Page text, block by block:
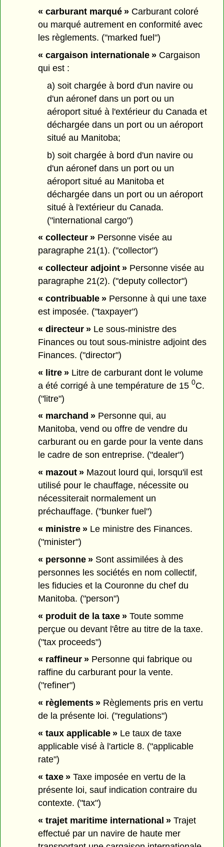
« carburant marqué » Carburant coloré
ou marqué autrement en conformité avec
les règlements. ("marked fuel")
« cargaison internationale » Cargaison
qui est :
a) soit chargée à bord d'un navire ou
d'un aéronef dans un port ou un
aéroport situé à l'extérieur du Canada et
déchargée dans un port ou un aéroport
situé au Manitoba;
b) soit chargée à bord d'un navire ou
d'un aéronef dans un port ou un
aéroport situé au Manitoba et
déchargée dans un port ou un aéroport
situé à l'extérieur du Canada.
("international cargo")
« collecteur » Personne visée au
paragraphe 21(1). ("collector")
« collecteur adjoint » Personne visée au
paragraphe 21(2). ("deputy collector")
« contribuable » Personne à qui une taxe
est imposée. ("taxpayer")
« directeur » Le sous-ministre des
Finances ou tout sous-ministre adjoint des
Finances. ("director")
« litre » Litre de carburant dont le volume
a été corrigé à une température de 150C.
("litre")
« marchand » Personne qui, au
Manitoba, vend ou offre de vendre du
carburant ou en garde pour la vente dans
le cadre de son entreprise. ("dealer")
« mazout » Mazout lourd qui, lorsqu'il est
utilisé pour le chauffage, nécessite ou
nécessiterait normalement un
préchauffage. ("bunker fuel")
« ministre » Le ministre des Finances.
("minister")
« personne » Sont assimilées à des
personnes les sociétés en nom collectif,
les fiducies et la Couronne du chef du
Manitoba. ("person")
« produit de la taxe » Toute somme
perçue ou devant l'être au titre de la taxe.
("tax proceeds")
« raffineur » Personne qui fabrique ou
raffine du carburant pour la vente.
("refiner")
« règlements » Règlements pris en vertu
de la présente loi. ("regulations")
« taux applicable » Le taux de taxe
applicable visé à l'article 8. ("applicable
rate")
« taxe » Taxe imposée en vertu de la
présente loi, sauf indication contraire du
contexte. ("tax")
« trajet maritime international » Trajet
effectué par un navire de haute mer